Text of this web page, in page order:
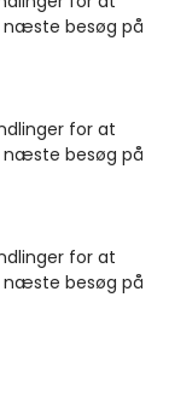
næste besøg på
for at
næste besøg på
for at
næste besøg på